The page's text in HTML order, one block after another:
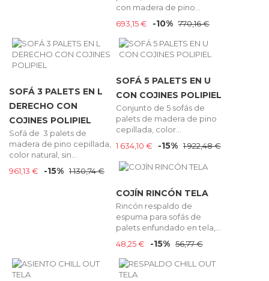
con madera de pino...
693,15 €
-10% 770,16 €
SOFÁ 3 PALETS EN L
DERECHO CON
COJINES POLIPIEL
Sofá de 3 palets de
madera de pino cepillada,
color natural, sin...
961,13 €
-15% 1 130,74 €
SOFÁ 5 PALETS EN U
CON COJINES POLIPIEL
Conjunto de 5 sofás de
palets de madera de pino
cepillada, color...
1 634,10 €
-15% 1 922,48 €
COJÍN RINCÓN TELA
Rincón respaldo de
espuma para sofás de
palets enfundado en tela,...
48,25 €
-15% 56,77 €